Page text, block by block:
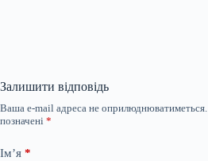
Залишити відповідь
Ваша e-mail адреса не оприлюднюватиметься.
позначені *
Ім’я *